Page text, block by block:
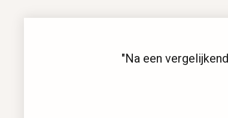
"Na een vergelijkende